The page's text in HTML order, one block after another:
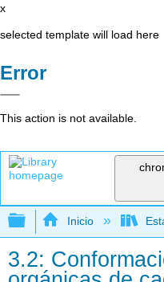
x
selected template will load here
Error
This action is not available.
Expandir/
Inicio
3.2: